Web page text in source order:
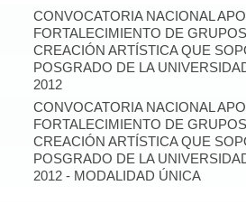
CONVOCATORIA NACIONAL
FORTALECIMIENTO DE
CREACIÓN ARTÍSTICA QUE
POSGRADO DE LA
2012
CONVOCATORIA NACIONAL
FORTALECIMIENTO DE
CREACIÓN ARTÍSTICA QUE
POSGRADO DE LA
2012 - MODALIDAD ÚNICA